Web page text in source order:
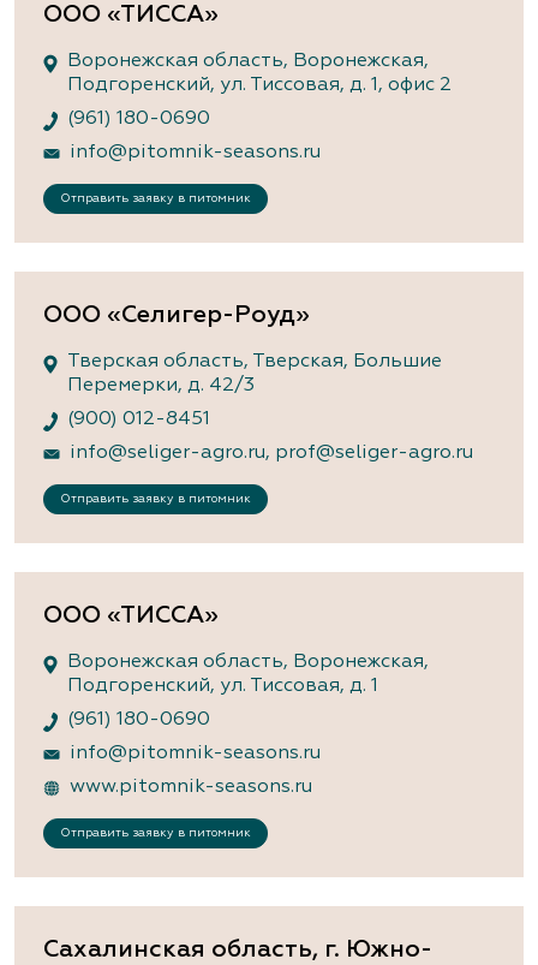
ООО «ТИССА»
Воронежская область, Воронежская,
Подгоренский, ул. Тиссовая, д. 1, офис 2
(961) 180-0690
info@pitomnik-seasons.ru
Отправить заявку в питомник
ООО «Селигер-Роуд»
Тверская область, Тверская, Большие
Перемерки, д. 42/3
(900) 012-8451
info@seliger-agro.ru, prof@seliger-agro.ru
Отправить заявку в питомник
ООО «ТИССА»
Воронежская область, Воронежская,
Подгоренский, ул. Тиссовая, д. 1
(961) 180-0690
info@pitomnik-seasons.ru
www.pitomnik-seasons.ru
Отправить заявку в питомник
Сахалинская область, г. Южно-